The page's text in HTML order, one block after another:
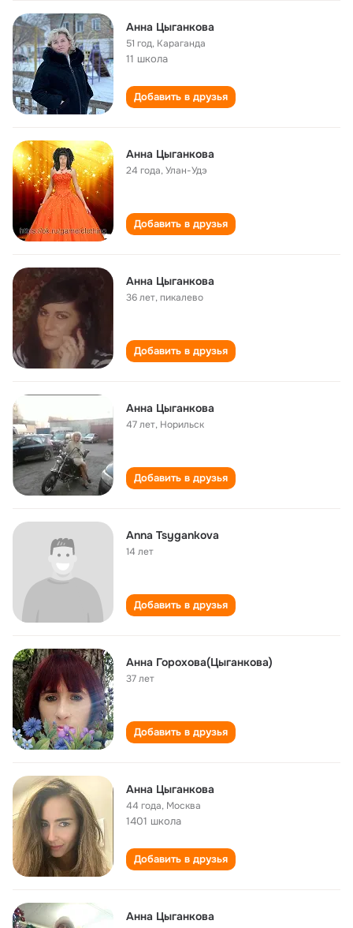
Анна Цыганкова
51 год, Караганда
11 школа
Добавить в друзья
Анна Цыганкова
24 года,Улан-Удэ
Добавить в друзья
Анна Цыганкова
36 лет,пикалево
Добавить в друзья
Анна Цыганкова
47 лет, Норильск
Добавить в друзья
Anna Tsygankova
14 лет
Добавить в друзья
Анна Горохова(Цыганкова)
37 лет
Добавить в друзья
Анна Цыганкова
44 года, Москва
1401 школа
Добавить в друзья
Анна Цыганкова